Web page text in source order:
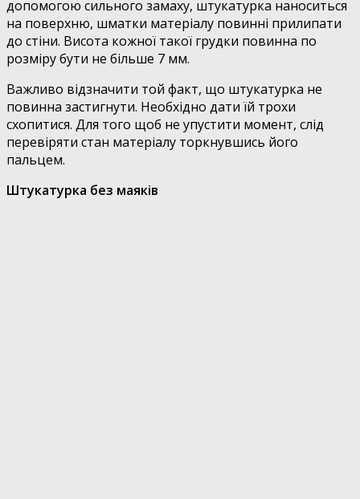
допомогою сильного замаху, штукатурка наноситься
на поверхню, шматки матеріалу повинні прилипати
до стіни. Висота кожної такої грудки повинна по
розміру бути не більше 7 мм.
Важливо відзначити той факт, що штукатурка не
повинна застигнути. Необхідно дати їй трохи
схопитися. Для того щоб не упустити момент, слід
перевіряти стан матеріалу торкнувшись його
пальцем.
Штукатурка без маяків